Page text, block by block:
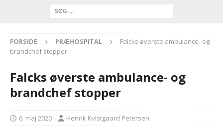
FORSIDE PRÆHOSPITAL
Falcks øverste ambulance- og
brandchef stopper
Falcks øverste ambulance- og
brandchef stopper
6. maj 2020 Henrik Kvistgaard Petersen